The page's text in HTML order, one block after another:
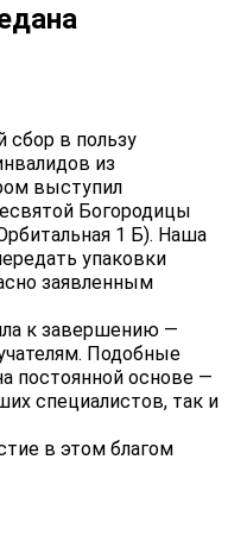
сбор в пользу
из
выступил
Богородицы
1 Б). Наша
упаковки
заявленным
к завершению —
Подобные
постоянной основе —
специалистов, так и
в этом благом